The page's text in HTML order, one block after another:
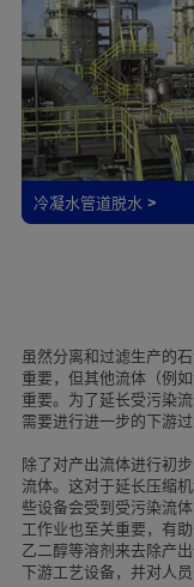
冷凝水管道脱水 >
虽然分离和过滤生产的
重要，但其他流体（例
重要。为了延长受污染
需要进行进一步的下游
除了对产出流体进行初
流体。这对于延长压缩
些设备会受到受污染流
工作业也至关重要，有
乙二醇等溶剂来去除产
下游工艺设备，并对人